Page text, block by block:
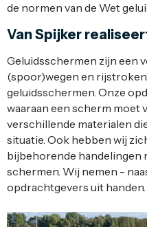
de normen van de Wet
Van Spijker
Geluidsschermen zijn een
(spoor)wegen en
geluidsschermen. Onze
waaraan een scherm moet
verschillende materialen
situatie. Ook hebben wij
bijbehorende handelingen
schermen. Wij nemen -
opdrachtgevers uit handen.